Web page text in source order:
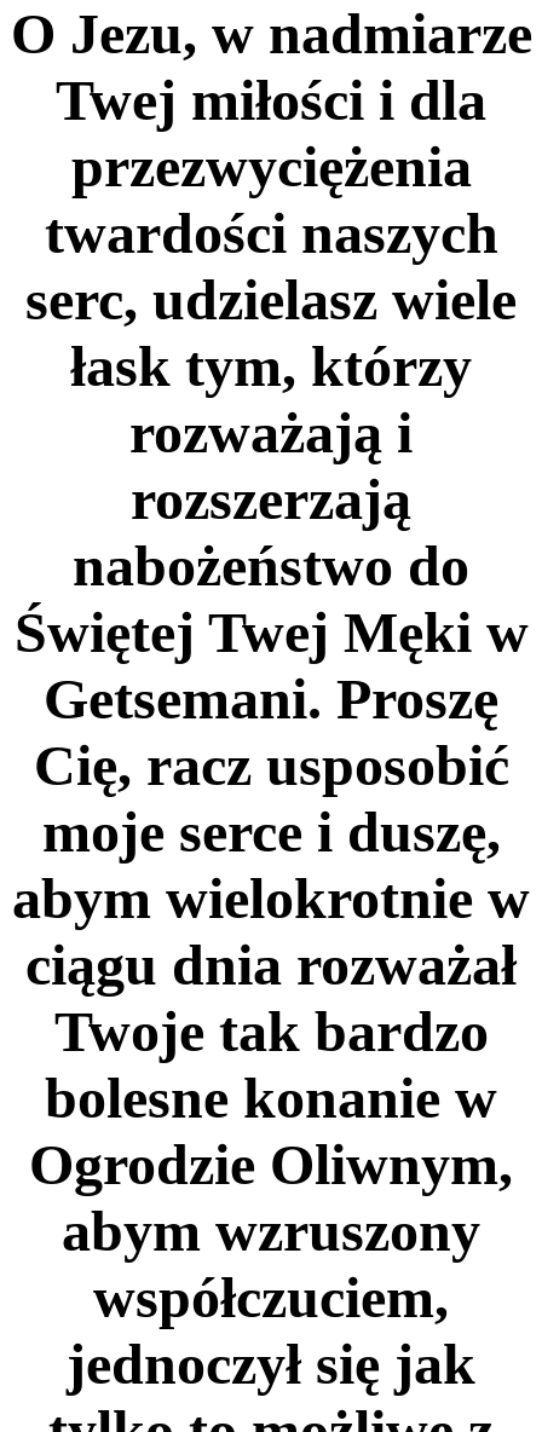
O Jezu, w nadmiarze
Twej miłości i dla
przezwyciężenia
twardości naszych
serc, udzielasz wiele
łask tym, którzy
rozważają i
rozszerzają
nabożeństwo do
Świętej Twej Męki w
Getsemani. Proszę
Cię, racz usposobić
moje serce i duszę,
abym wielokrotnie w
ciągu dnia rozważał
Twoje tak bardzo
bolesne konanie w
Ogrodzie Oliwnym,
abym wzruszony
współczuciem,
jednoczył się jak